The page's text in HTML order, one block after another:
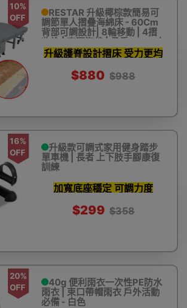
10%
OFF
RESTAR 升級椰棕款簡易可
調節單人摺疊海綿床 - 60Cm
背部可調設計| 8輪移動 | 4摺
收納 | 高彈海棉 | 承重150kg左
右
升級護脊設計摺床 受力更均
$880 $988
16%
OFF
升級款可調式家用健身踏步
單車機 | 長者 上下肢手腳康復
訓練
加寬底座穩定 可調力度
$299 $358
20%
OFF
40g 便利雨衣一次性PE防水
雨衣 | 束口帶帽雨衣 戶外活動
必備 - 白色